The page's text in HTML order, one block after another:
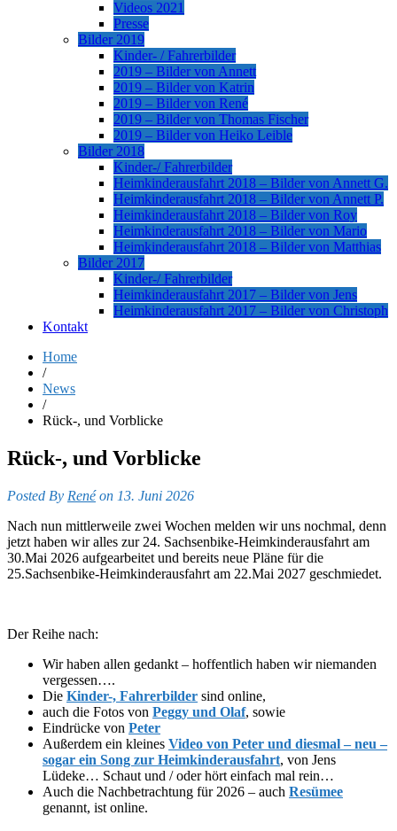
Videos 2021
Presse
Bilder 2019
Kinder- / Fahrerbilder
2019 – Bilder von Annett
2019 – Bilder von Katrin
2019 – Bilder von René
2019 – Bilder von Thomas Fischer
2019 – Bilder von Heiko Leible
Bilder 2018
Kinder-/ Fahrerbilder
Heimkinderausfahrt 2018 – Bilder von Annett G.
Heimkinderausfahrt 2018 – Bilder von Annett P.
Heimkinderausfahrt 2018 – Bilder von Roy
Heimkinderausfahrt 2018 – Bilder von Mario
Heimkinderausfahrt 2018 – Bilder von Matthias
Bilder 2017
Kinder-/ Fahrerbilder
Heimkinderausfahrt 2017 – Bilder von Jens
Heimkinderausfahrt 2017 – Bilder von Christoph
Kontakt
Home
/
News
/
Rück-, und Vorblicke
Rück-, und Vorblicke
Posted By Renéon 13. Juni 2026
Nach nun mittlerweile zwei Wochen melden wir uns nochmal, denn
jetzt haben wir alles zur 24. Sachsenbike-Heimkinderausfahrt am
30.Mai 2026 aufgearbeitet und bereits neue Pläne für die
25.Sachsenbike-Heimkinderausfahrt am 22.Mai 2027 geschmiedet.
Der Reihe nach:
Wir haben allen gedankt – hoffentlich haben wir niemanden
vergessen….
Die Kinder-, Fahrerbilder sind online,
auch die Fotos von Peggy und Olaf, sowie
Eindrücke von Peter
Außerdem ein kleines Video von Peter und diesmal – neu –
sogar ein Song zur Heimkinderausfahrt, von Jens
Lüdeke… Schaut und / oder hört einfach mal rein…
Auch die Nachbetrachtung für 2026 – auch Resümee
genannt, ist online.